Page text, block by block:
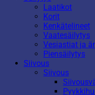
Laatikot
Korit
Kenkätelineet
Vaatesäilytys
Vesiastiat ja
Piensäilytys
Siivous
Siivous